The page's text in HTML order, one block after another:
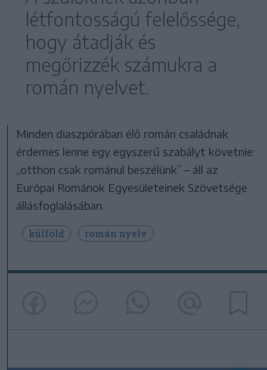
létfontosságú felelőssége,
hogy átadják és
megőrizzék számukra a
román nyelvet.
Minden diaszpórában élő román családnak
érdemes lenne egy egyszerű szabályt követnie:
„otthon csak románul beszélünk” – áll az
Európai Románok Egyesületeinek Szövetsége
állásfoglalásában.
külföld román nyelv